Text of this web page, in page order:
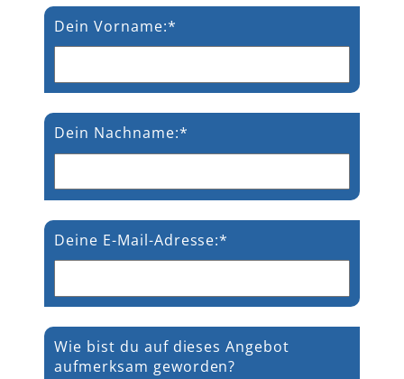
Dein Vorname:*
Dein Nachname:*
Deine E-Mail-Adresse:*
Wie bist du auf dieses Angebot
aufmerksam geworden?